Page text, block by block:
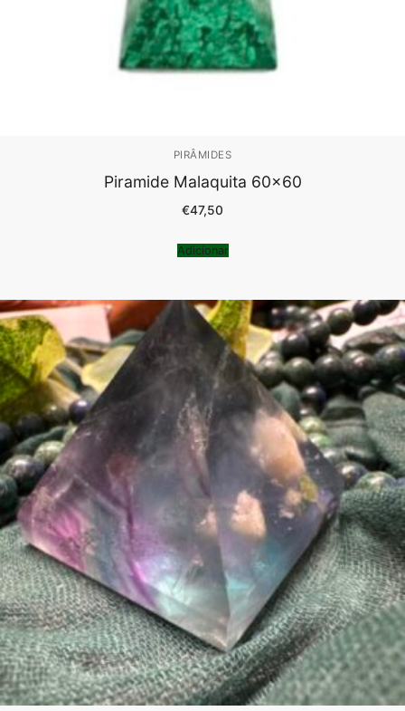
PIRÂMIDES
Piramide Malaquita 60×60
€47,50
Adicionar